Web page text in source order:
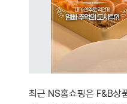
최근 NS홈쇼핑은 F&B상